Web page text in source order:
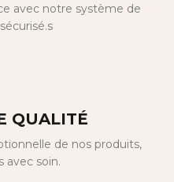
avec notre système de
QUALITÉ
de nos produits,
avec soin.